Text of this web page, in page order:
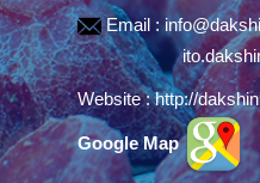
Email :
Website :http://
Google Map